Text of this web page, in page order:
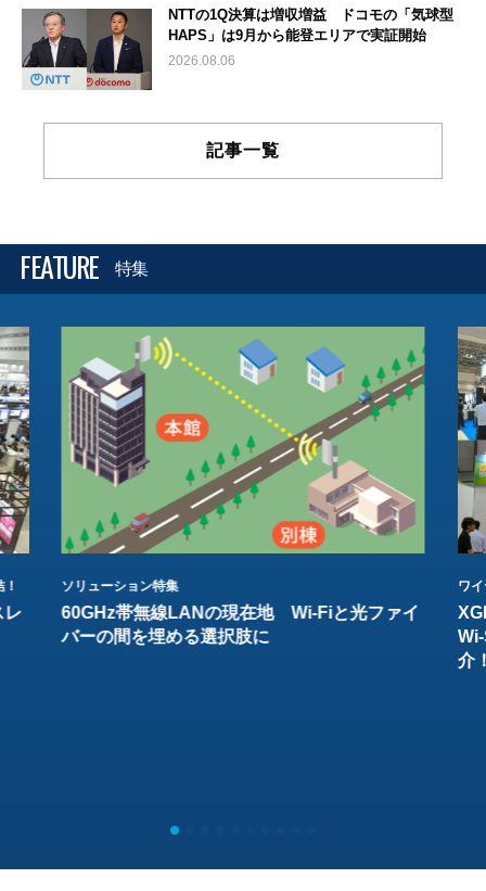
NTTの1Q決算は増収増益 ドコモの「気球型
HAPS」は9月から能登エリアで実証開始
2026.08.06
記事一覧
FEATURE 特集
レ
ソリューション特集
60GHz帯無線LANの現在地 Wi-Fiと光ファイ
バーの間を埋める選択肢に
ワ
介